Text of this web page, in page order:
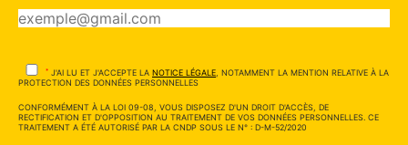
* J'AI LU ET J'ACCEPTE LA NOTICE LÉGALE, NOTAMMENT LA MENTION RELATIVE À LA
PROTECTION DES DONNÉES PERSONNELLES
CONFORMÉMENT À LA LOI 09-08, VOUS DISPOSEZ D'UN DROIT D'ACCÈS, DE
RECTIFICATION ET D'OPPOSITION AU TRAITEMENT DE VOS DONNÉES PERSONNELLES. CE
TRAITEMENT A ÉTÉ AUTORISÉ PAR LA CNDP SOUS LE N° : D-M-52/2020